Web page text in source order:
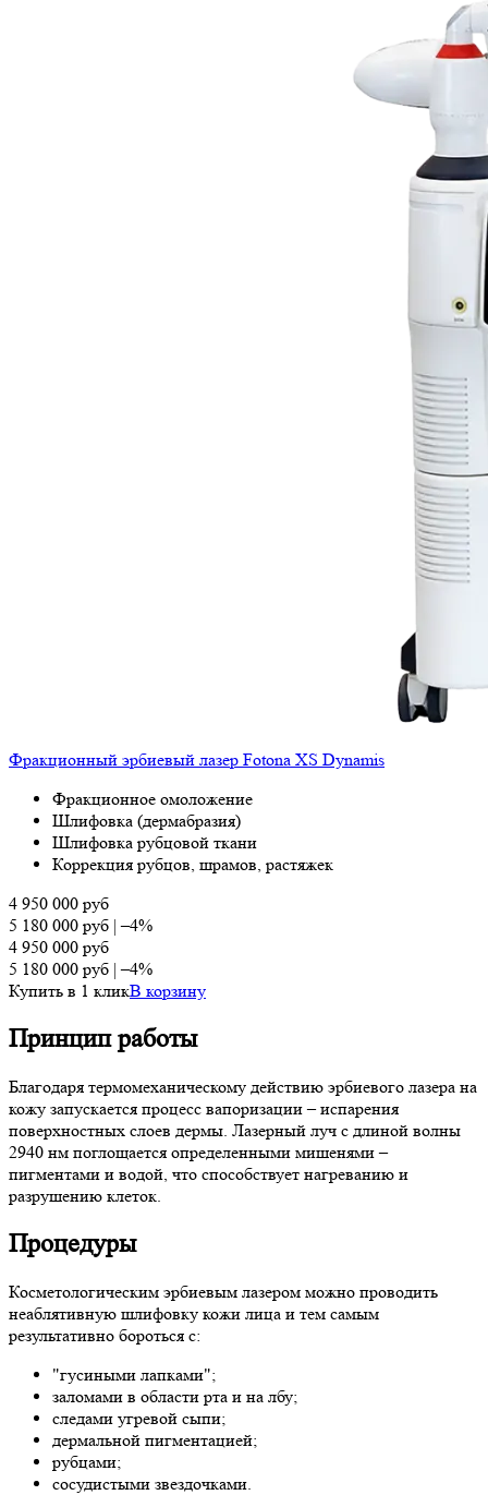
Фракционный эрбиевый лазер Fotona XS Dynamis
Фракционное омоложение
Шлифовка (дермабразия)
Шлифовка рубцовой ткани
Коррекция рубцов, шрамов, растяжек
4 950 000 руб
5 180 000 руб |–4%
4 950 000 руб
5 180 000 руб |–4%
Купить в 1 кликВ корзину
Принцип работы
Благодаря термомеханическому действию эрбиевого лазера на
кожу запускается процесс вапоризации – испарения
поверхностных слоев дермы. Лазерный луч с длиной волны
2940 нм поглощается определенными мишенями –
пигментами и водой, что способствует нагреванию и
разрушению клеток.
Процедуры
Косметологическим эрбиевым лазером можно проводить
неаблятивную шлифовку кожи лица и тем самым
результативно бороться с:
"гусиными лапками";
заломами в области рта и на лбу;
следами угревой сыпи;
дермальной пигментацией;
рубцами;
сосудистыми звездочками.